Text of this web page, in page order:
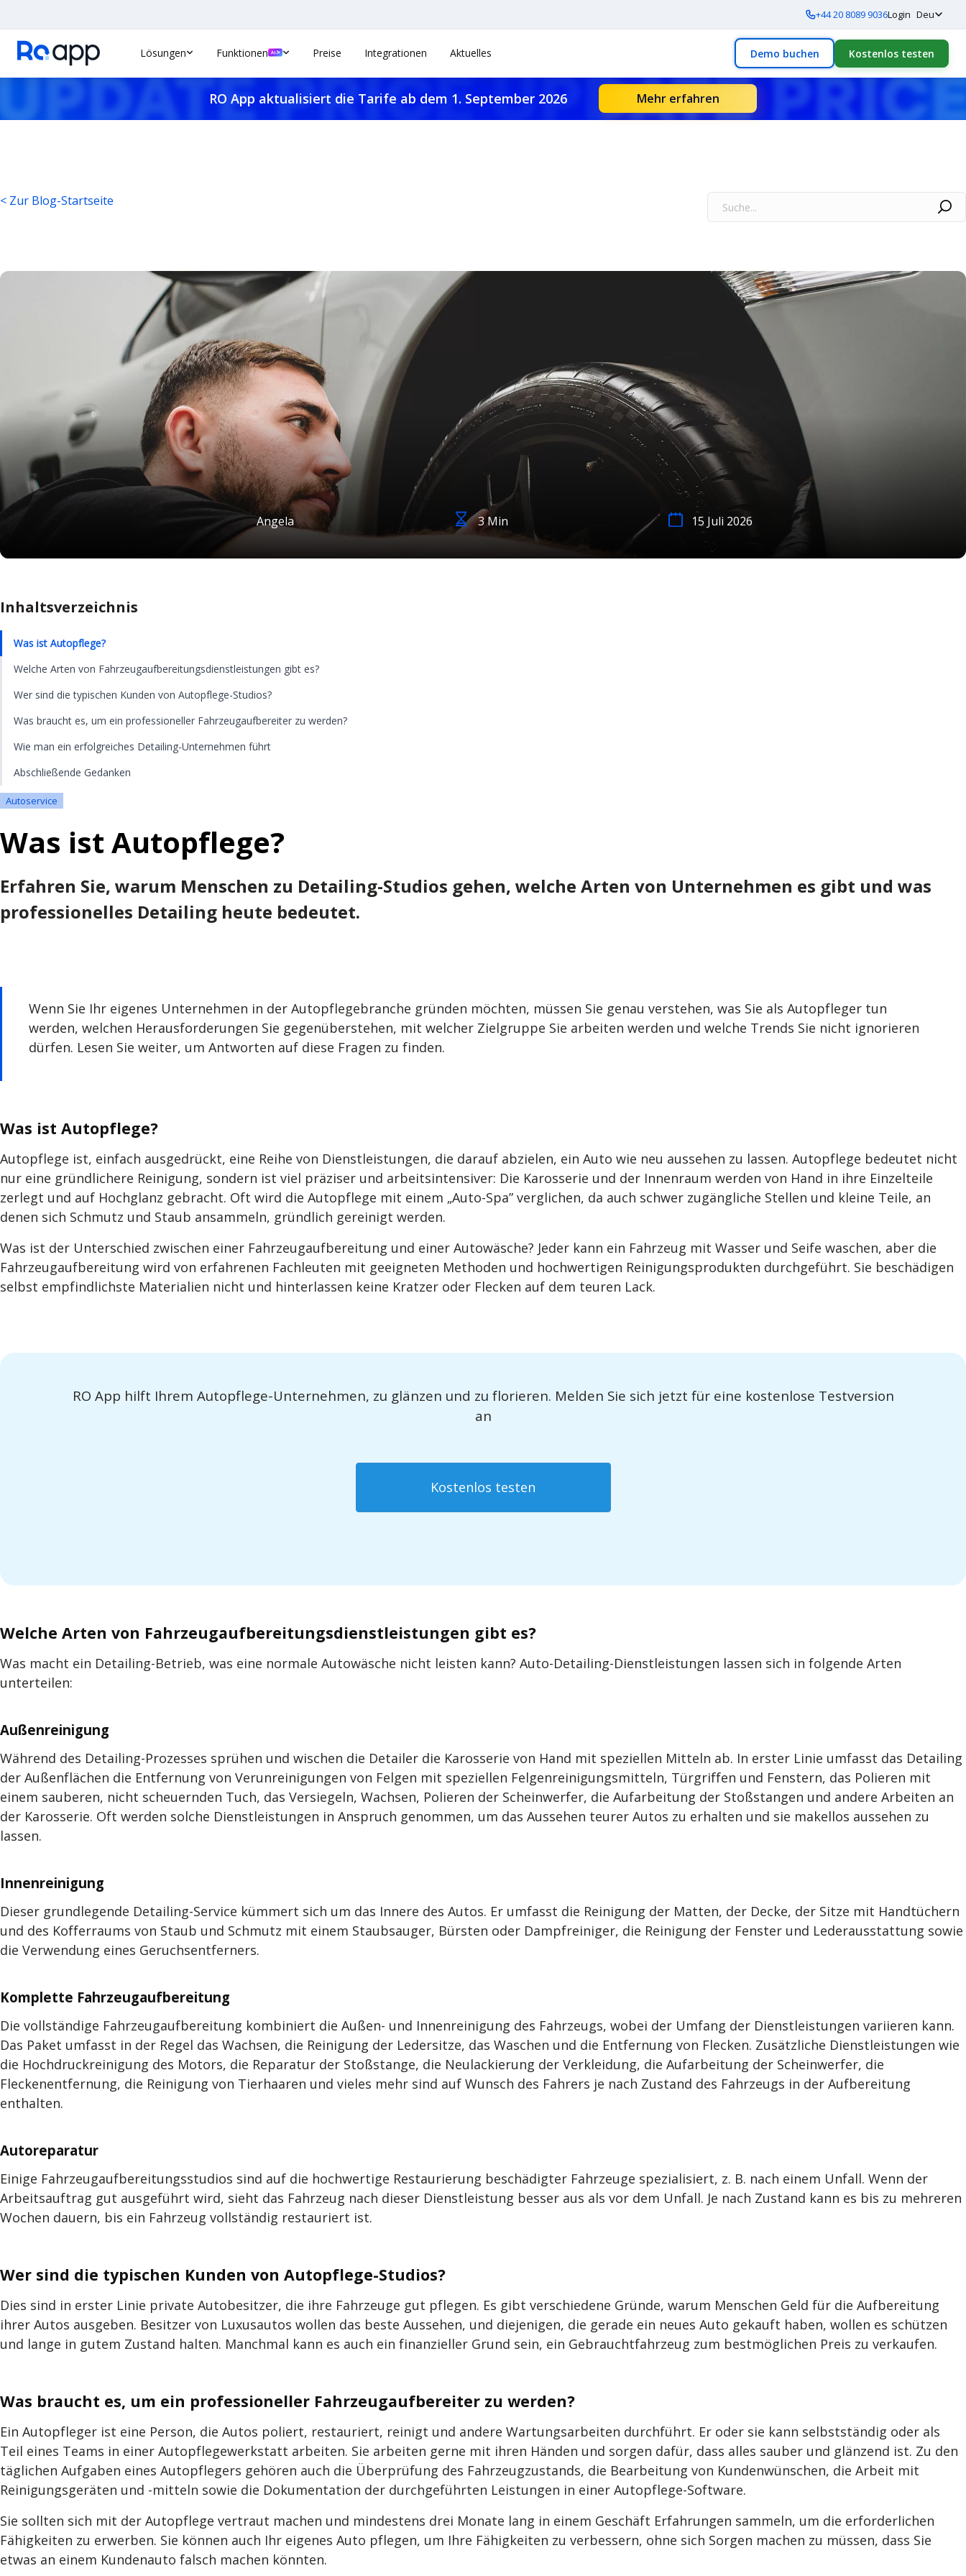
+44 20 8089 9036Login Deu
Lösungen Funktionen Preise Integrationen Aktuelles Demo buchen Kostenlos testen
RO App aktualisiert die Tarife ab dem 1. September 2026 Mehr erfahren
< Zur Blog-Startseite
Angela 3 Min 15 Juli 2026
Inhaltsverzeichnis
Was ist Autopflege?
Welche Arten von Fahrzeugaufbereitungsdienstleistungen gibt es?
Wer sind die typischen Kunden von Autopflege-Studios?
Was braucht es, um ein professioneller Fahrzeugaufbereiter zu werden?
Wie man ein erfolgreiches Detailing-Unternehmen führt
Abschließende Gedanken
Autoservice
Was ist Autopflege?
Erfahren Sie, warum Menschen zu Detailing-Studios gehen, welche Arten von Unternehmen es gibt und was
professionelles Detailing heute bedeutet.
Wenn Sie Ihr eigenes Unternehmen in der Autopflegebranche gründen möchten, müssen Sie genau verstehen, was Sie als Autopfleger tun
werden, welchen Herausforderungen Sie gegenüberstehen, mit welcher Zielgruppe Sie arbeiten werden und welche Trends Sie nicht ignorieren
dürfen. Lesen Sie weiter, um Antworten auf diese Fragen zu finden.
Was ist Autopflege?
Autopflege ist, einfach ausgedrückt, eine Reihe von Dienstleistungen, die darauf abzielen, ein Auto wie neu aussehen zu lassen. Autopflege bedeutet nicht
nur eine gründlichere Reinigung, sondern ist viel präziser und arbeitsintensiver: Die Karosserie und der Innenraum werden von Hand in ihre Einzelteile
zerlegt und auf Hochglanz gebracht. Oft wird die Autopflege mit einem „Auto-Spa” verglichen, da auch schwer zugängliche Stellen und kleine Teile, an
denen sich Schmutz und Staub ansammeln, gründlich gereinigt werden.
Was ist der Unterschied zwischen einer Fahrzeugaufbereitung und einer Autowäsche? Jeder kann ein Fahrzeug mit Wasser und Seife waschen, aber die
Fahrzeugaufbereitung wird von erfahrenen Fachleuten mit geeigneten Methoden und hochwertigen Reinigungsprodukten durchgeführt. Sie beschädigen
selbst empfindlichste Materialien nicht und hinterlassen keine Kratzer oder Flecken auf dem teuren Lack.
RO App hilft Ihrem Autopflege-Unternehmen, zu glänzen und zu florieren. Melden Sie sich jetzt für eine kostenlose Testversion
an
Kostenlos testen
Welche Arten von Fahrzeugaufbereitungsdienstleistungen gibt es?
Was macht ein Detailing-Betrieb, was eine normale Autowäsche nicht leisten kann? Auto-Detailing-Dienstleistungen lassen sich in folgende Arten
unterteilen:
Außenreinigung
Während des Detailing-Prozesses sprühen und wischen die Detailer die Karosserie von Hand mit speziellen Mitteln ab. In erster Linie umfasst das Detailing
der Außenflächen die Entfernung von Verunreinigungen von Felgen mit speziellen Felgenreinigungsmitteln, Türgriffen und Fenstern, das Polieren mit
einem sauberen, nicht scheuernden Tuch, das Versiegeln, Wachsen, Polieren der Scheinwerfer, die Aufarbeitung der Stoßstangen und andere Arbeiten an
der Karosserie. Oft werden solche Dienstleistungen in Anspruch genommen, um das Aussehen teurer Autos zu erhalten und sie makellos aussehen zu
lassen.
Innenreinigung
Dieser grundlegende Detailing-Service kümmert sich um das Innere des Autos. Er umfasst die Reinigung der Matten, der Decke, der Sitze mit Handtüchern
und des Kofferraums von Staub und Schmutz mit einem Staubsauger, Bürsten oder Dampfreiniger, die Reinigung der Fenster und Lederausstattung sowie
die Verwendung eines Geruchsentferners.
Komplette Fahrzeugaufbereitung
Die vollständige Fahrzeugaufbereitung kombiniert die Außen- und Innenreinigung des Fahrzeugs, wobei der Umfang der Dienstleistungen variieren kann.
Das Paket umfasst in der Regel das Wachsen, die Reinigung der Ledersitze, das Waschen und die Entfernung von Flecken. Zusätzliche Dienstleistungen wie
die Hochdruckreinigung des Motors, die Reparatur der Stoßstange, die Neulackierung der Verkleidung, die Aufarbeitung der Scheinwerfer, die
Fleckenentfernung, die Reinigung von Tierhaaren und vieles mehr sind auf Wunsch des Fahrers je nach Zustand des Fahrzeugs in der Aufbereitung
enthalten.
Autoreparatur
Einige Fahrzeugaufbereitungsstudios sind auf die hochwertige Restaurierung beschädigter Fahrzeuge spezialisiert, z. B. nach einem Unfall. Wenn der
Arbeitsauftrag gut ausgeführt wird, sieht das Fahrzeug nach dieser Dienstleistung besser aus als vor dem Unfall. Je nach Zustand kann es bis zu mehreren
Wochen dauern, bis ein Fahrzeug vollständig restauriert ist.
Wer sind die typischen Kunden von Autopflege-Studios?
Dies sind in erster Linie private Autobesitzer, die ihre Fahrzeuge gut pflegen. Es gibt verschiedene Gründe, warum Menschen Geld für die Aufbereitung
ihrer Autos ausgeben. Besitzer von Luxusautos wollen das beste Aussehen, und diejenigen, die gerade ein neues Auto gekauft haben, wollen es schützen
und lange in gutem Zustand halten. Manchmal kann es auch ein finanzieller Grund sein, ein Gebrauchtfahrzeug zum bestmöglichen Preis zu verkaufen.
Was braucht es, um ein professioneller Fahrzeugaufbereiter zu werden?
Ein Autopfleger ist eine Person, die Autos poliert, restauriert, reinigt und andere Wartungsarbeiten durchführt. Er oder sie kann selbstständig oder als
Teil eines Teams in einer Autopflegewerkstatt arbeiten. Sie arbeiten gerne mit ihren Händen und sorgen dafür, dass alles sauber und glänzend ist. Zu den
täglichen Aufgaben eines Autopflegers gehören auch die Überprüfung des Fahrzeugzustands, die Bearbeitung von Kundenwünschen, die Arbeit mit
Reinigungsgeräten und -mitteln sowie die Dokumentation der durchgeführten Leistungen in einer Autopflege-Software.
Sie sollten sich mit der Autopflege vertraut machen und mindestens drei Monate lang in einem Geschäft Erfahrungen sammeln, um die erforderlichen
Fähigkeiten zu erwerben. Sie können auch Ihr eigenes Auto pflegen, um Ihre Fähigkeiten zu verbessern, ohne sich Sorgen machen zu müssen, dass Sie
etwas an einem Kundenauto falsch machen könnten.